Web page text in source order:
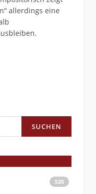
allerdings eine
520